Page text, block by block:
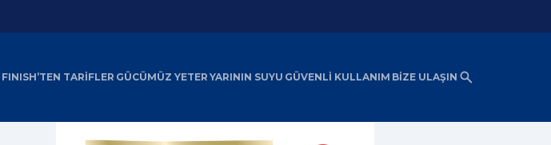
FINISH’TEN TARİFLER GÜCÜMÜZ YETER YARININ SUYU GÜVENLİ KULLANIM BİZE ULAŞIN